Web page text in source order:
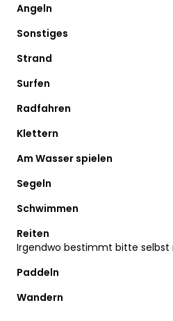
Angeln
Sonstiges
Strand
Surfen
Radfahren
Klettern
Am Wasser spielen
Segeln
Schwimmen
Reiten
Irgendwo bestimmt bitte selbst
Paddeln
Wandern